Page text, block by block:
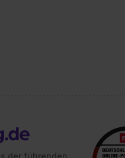
der führenden